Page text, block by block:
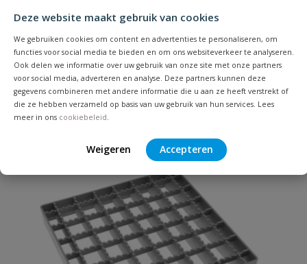
Deze website maakt gebruik van cookies
We gebruiken cookies om content en advertenties te personaliseren, om
functies voor social media te bieden en om ons websiteverkeer te analyseren.
Ook delen we informatie over uw gebruik van onze site met onze partners
voor social media, adverteren en analyse. Deze partners kunnen deze
gegevens combineren met andere informatie die u aan ze heeft verstrekt of
die ze hebben verzameld op basis van uw gebruik van hun services. Lees
meer in ons cookiebeleid.
Weigeren Accepteren
Heb je zelf ook een vraag over
dit product?
Stel jouw
vraag
Schrijf zelf een beoordeling
Je beoordeelt:ACO RVS304 EG200 afvoerput
Uw waardering:
Naam
Bijpassende producten